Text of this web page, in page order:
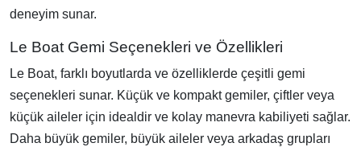
deneyim sunar.
Le Boat Gemi Seçenekleri ve Özellikleri
Le Boat, farklı boyutlarda ve özelliklerde çeşitli gemi
seçenekleri sunar. Küçük ve kompakt gemiler, çiftler veya
küçük aileler için idealdir ve kolay manevra kabiliyeti sağlar.
Daha büyük gemiler, büyük aileler veya arkadaş grupları